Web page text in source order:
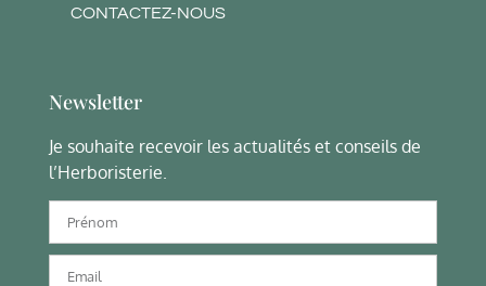
CONTACTEZ-NOUS
Newsletter
Je souhaite recevoir les actualités et conseils de
l’Herboristerie.